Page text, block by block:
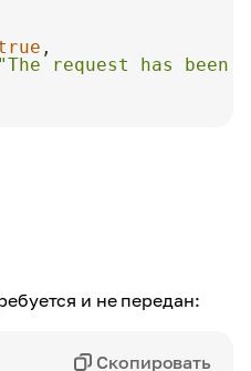
"The request has been
и не передан:
Скопировать